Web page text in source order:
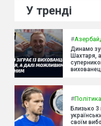
У тренді
#
Динамо
Шахтаря,
#Політика
Близько 3
своїм